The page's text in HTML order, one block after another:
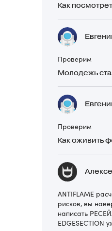
Проверим
Проверим
ANTIFLAME
рисков, вы
написать
EDGESECTION